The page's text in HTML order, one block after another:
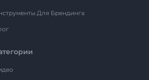
Для Брендинга